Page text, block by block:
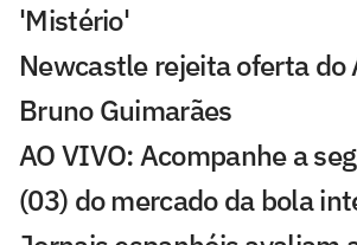
'Mistério'
Newcastle rejeita oferta do
Bruno Guimarães
AO VIVO: Acompanhe a
(03) do mercado da bola